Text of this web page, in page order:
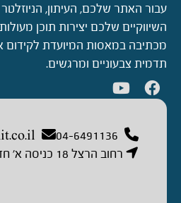
עבור האתר שלכם, העיתון,
השיווקיים שלכם יצירות תוכן
מכתיבה במאסות המיועדת לקידום
תדמית צבעוניים ומרגשים.
04-6491136
רחוב הרצל 18 כניסה א’ חדרה